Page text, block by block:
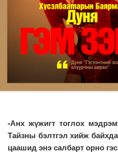
-Анх жүжигт тоглох
Тайзны бэлтгэл хийж
цаашид энэ салбарт орно